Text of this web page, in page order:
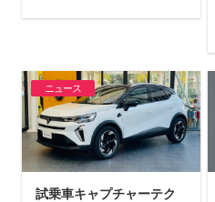
ニュース
試乗車キャプチャーテク